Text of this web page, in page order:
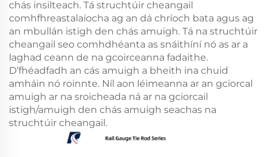
chás insilteach. Tá struchtúir cheangail
comhfhreastalaíocha ag an dá chríoch bata agus ag
an mbullán istigh den chás amuigh. Tá na struchtúir
cheangail seo comhdhéanta as snáithíní nó as ar a
laghad ceann de na gcoirceanna fadaithe.
D’fhéadfadh an cás amuigh a bheith ina chuid
amháin nó roinnte. Níl aon léimeanna ar an gciorcal
amuigh ar na sroicheada ná ar na gciorcail
istigh/amuigh den chás amuigh seachas na
struchtúir cheangail.